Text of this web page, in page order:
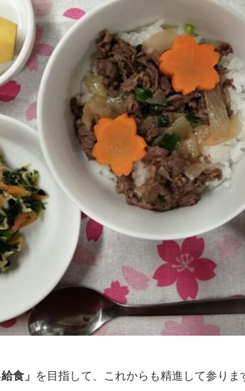
食」 を目指して、これからも精進して参りま